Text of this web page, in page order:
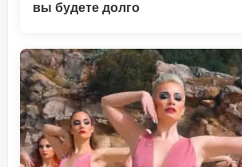
вы будете долго